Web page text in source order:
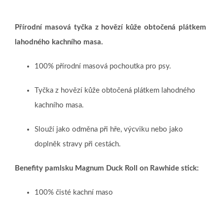
Přírodní masová tyčka z hovězí kůže obtočená plátkem
lahodného kachního masa.
100% přírodní masová pochoutka pro psy.
Tyčka z hovězí kůže obtočená plátkem lahodného
kachního masa.
Slouží jako odměna při hře, výcviku nebo jako
doplněk stravy při cestách.
Benefity pamlsku Magnum Duck Roll on Rawhide stick:
100% čisté kachní maso